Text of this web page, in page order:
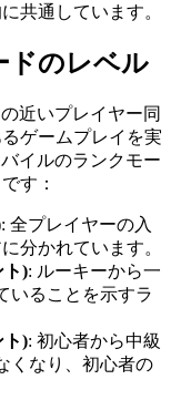
共通しています。
ドのレベル
近いプレイヤー同
ゲームプレイを実
イルのランクモー
す：
: 全プレイヤーの入
分かれています。
ト): ルーキーから一
いることを示すラ
ト): 初心者から中級
くなり、初心者の